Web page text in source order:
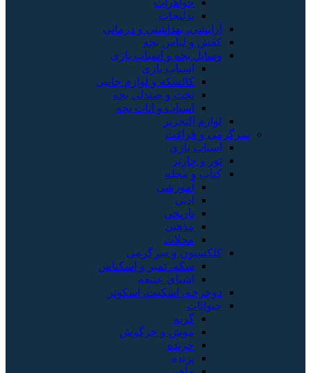
جواهرات
بدلیجات
آرایشی، بهداشتی و درمانی
کفش و لباس بچه
وسایل بچه و اسباب بازی
اسباب بازی
کالسکه و لوازم جانبی
تخت و صندلی بچه
اسباب و اثاث بچه
لوازم التحریر
سرگرمی و فراغت
اسباب‌ بازی
تور و چارتر
کتاب و مجله
آموزشی
ادبی
تاریخی
مذهبی
مجلات
کلکسیون و سرگرمی
سکه، تمبر و اسکناس
اشیای عتیقه
دوچرخه، اسکیت، اسکوتر
حیوانات
گربه
موش و خرگوش
خزنده
پرنده